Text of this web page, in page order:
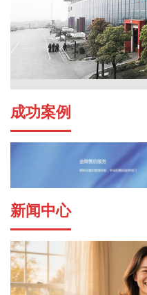
成功案例
新闻中心